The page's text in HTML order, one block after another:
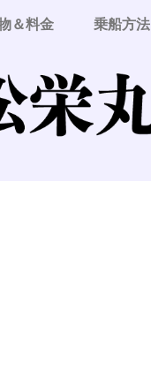
＆料金 乗船方法